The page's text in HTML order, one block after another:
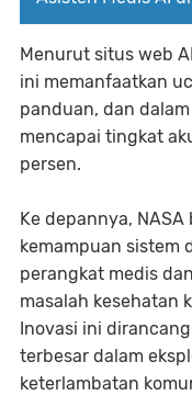
Menurut situs web
ini memanfaatkan
panduan, dan
mencapai tingkat
persen.
Ke depannya,
kemampuan sistem
perangkat medis
masalah kesehatan
Inovasi ini
terbesar dalam
keterlambatan